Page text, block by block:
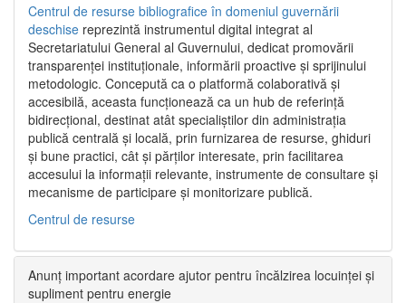
Centrul de resurse bibliografice în domeniul guvernării
deschise reprezintă instrumentul digital integrat al
Secretariatului General al Guvernului, dedicat promovării
transparenței instituționale, informării proactive și sprijinului
metodologic. Concepută ca o platformă colaborativă și
accesibilă, aceasta funcționează ca un hub de referință
bidirecțional, destinat atât specialiștilor din administrația
publică centrală și locală, prin furnizarea de resurse, ghiduri
și bune practici, cât și părților interesate, prin facilitarea
accesului la informații relevante, instrumente de consultare și
mecanisme de participare și monitorizare publică.
Centrul de resurse
Anunț important acordare ajutor pentru încălzirea locuinței și
supliment pentru energie